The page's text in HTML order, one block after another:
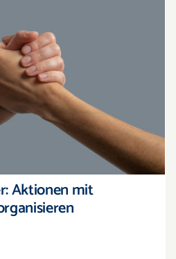
Aktionen mit
organisieren
Aktionen mit